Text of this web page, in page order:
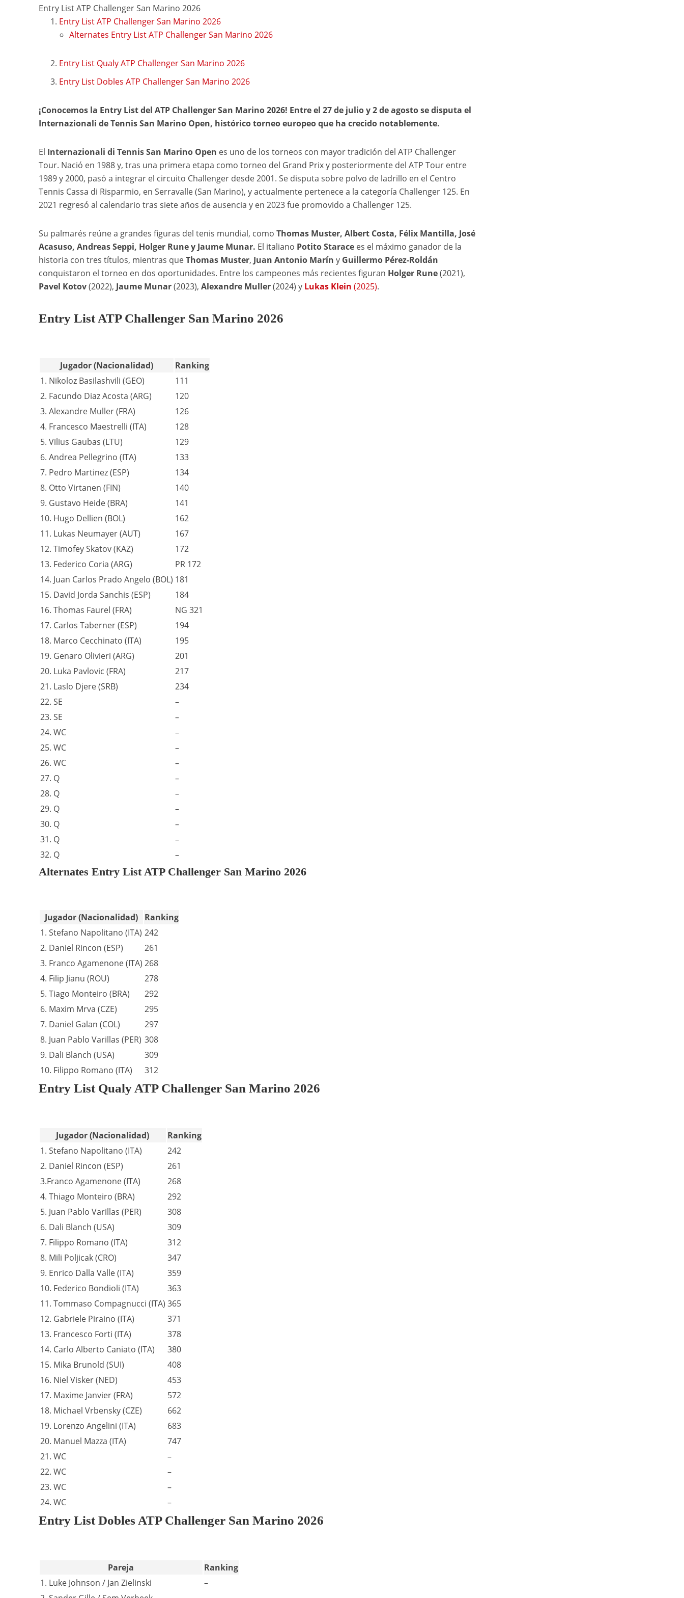
Entry List ATP Challenger San Marino 2026
Entry List ATP Challenger San Marino 2026
Alternates Entry List ATP Challenger San Marino 2026
Entry List Qualy ATP Challenger San Marino 2026
Entry List Dobles ATP Challenger San Marino 2026
¡Conocemos la Entry List del ATP Challenger San Marino 2026! Entre el 27 de julio y 2 de agosto se disputa el
Internazionali de Tennis San Marino Open, histórico torneo europeo que ha crecido notablemente.
El Internazionali di Tennis San Marino Open es uno de los torneos con mayor tradición del ATP Challenger
Tour. Nació en 1988 y, tras una primera etapa como torneo del Grand Prix y posteriormente del ATP Tour entre
1989 y 2000, pasó a integrar el circuito Challenger desde 2001. Se disputa sobre polvo de ladrillo en el Centro
Tennis Cassa di Risparmio, en Serravalle (San Marino), y actualmente pertenece a la categoría Challenger 125. En
2021 regresó al calendario tras siete años de ausencia y en 2023 fue promovido a Challenger 125.
Su palmarés reúne a grandes figuras del tenis mundial, como Thomas Muster, Albert Costa, Félix Mantilla, José
Acasuso, Andreas Seppi, Holger Rune y Jaume Munar. El italiano Potito Staracees el máximo ganador de la
historia con tres títulos, mientras queThomas Muster, Juan Antonio Marín y Guillermo Pérez-Roldán
conquistaron el torneo en dos oportunidades. Entre los campeones más recientes figuran Holger Rune(2021),
Pavel Kotov(2022), Jaume Munar(2023), Alexandre Muller(2024) y Lukas Klein (2025).
Entry List ATP Challenger San Marino 2026
Jugador (Nacionalidad)
Ranking
1. Nikoloz Basilashvili (GEO)
111
2. Facundo Diaz Acosta (ARG)
120
3. Alexandre Muller (FRA)
126
4. Francesco Maestrelli (ITA)
128
5. Vilius Gaubas (LTU)
129
6. Andrea Pellegrino (ITA)
133
7. Pedro Martinez (ESP)
134
8. Otto Virtanen (FIN)
140
9. Gustavo Heide (BRA)
141
10. Hugo Dellien (BOL)
162
11. Lukas Neumayer (AUT)
167
12. Timofey Skatov (KAZ)
172
13. Federico Coria (ARG)
PR 172
14. Juan Carlos Prado Angelo (BOL) 181
15. David Jorda Sanchis (ESP)
184
16. Thomas Faurel (FRA)
NG 321
17. Carlos Taberner (ESP)
194
18. Marco Cecchinato (ITA)
195
19. Genaro Olivieri (ARG)
201
20. Luka Pavlovic (FRA)
217
21. Laslo Djere (SRB)
234
22. SE
–
23. SE
–
24. WC
–
25. WC
–
26. WC
–
27. Q
–
28. Q
–
29. Q
–
30. Q
–
31. Q
–
32. Q
–
Alternates Entry List ATP Challenger San Marino 2026
Jugador (Nacionalidad)
Ranking
1. Stefano Napolitano (ITA) 242
2. Daniel Rincon (ESP)
261
3. Franco Agamenone (ITA) 268
4. Filip Jianu (ROU)
278
5. Tiago Monteiro (BRA)
292
6. Maxim Mrva (CZE)
295
7. Daniel Galan (COL)
297
8. Juan Pablo Varillas (PER) 308
9. Dali Blanch (USA)
309
10. Filippo Romano (ITA)
312
Entry List Qualy ATP Challenger San Marino 2026
Jugador (Nacionalidad)
Ranking
1. Stefano Napolitano (ITA)
242
2. Daniel Rincon (ESP)
261
3.Franco Agamenone (ITA)
268
4. Thiago Monteiro (BRA)
292
5. Juan Pablo Varillas (PER)
308
6. Dali Blanch (USA)
309
7. Filippo Romano (ITA)
312
8. Mili Poljicak (CRO)
347
9. Enrico Dalla Valle (ITA)
359
10. Federico Bondioli (ITA)
363
11. Tommaso Compagnucci (ITA) 365
12. Gabriele Piraino (ITA)
371
13. Francesco Forti (ITA)
378
14. Carlo Alberto Caniato (ITA)
380
15. Mika Brunold (SUI)
408
16. Niel Visker (NED)
453
17. Maxime Janvier (FRA)
572
18. Michael Vrbensky (CZE)
662
19. Lorenzo Angelini (ITA)
683
20. Manuel Mazza (ITA)
747
21. WC
–
22. WC
–
23. WC
–
24. WC
–
Entry List Dobles ATP Challenger San Marino 2026
Pareja
Ranking
1. Luke Johnson / Jan Zielinski
–